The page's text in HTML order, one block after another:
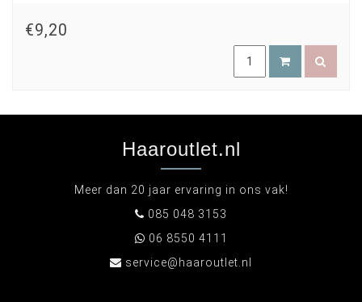
€9,20
Haaroutlet.nl
Meer dan 20 jaar ervaring in ons vak!
085 048 3153
06 8550 4111
service@haaroutlet.nl